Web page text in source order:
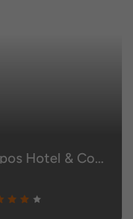
VIP Executive Entrecampos Hotel & Conference